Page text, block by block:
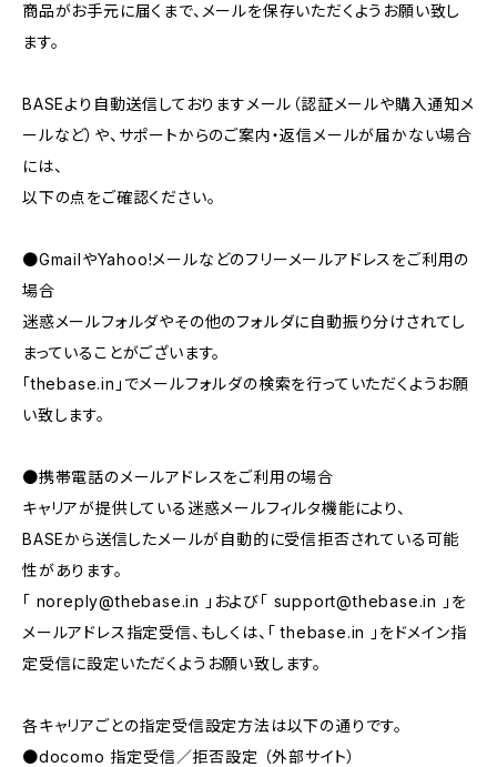
商品がお手元に届くまで、メールを保存いただくようお願い致し
ます。
BASEより自動送信しておりますメール（認証メールや購入通知メ
ールなど）や、サポートからのご案内・返信メールが届かない場合
には、
以下の点をご確認ください。
●GmailやYahoo!メールなどのフリーメールアドレスをご利用の
場合
迷惑メールフォルダやその他のフォルダに自動振り分けされてし
まっていることがございます。
「thebase.in」でメールフォルダの検索を行っていただくようお願
い致します。
●携帯電話のメールアドレスをご利用の場合
キャリアが提供している迷惑メールフィルタ機能により、
BASEから送信したメールが自動的に受信拒否されている可能
性があります。
「 noreply@thebase.in 」および「 support@thebase.in
」を
メールアドレス指定受信、もしくは、「 thebase.in 」をドメイン指
定受信に設定いただくようお願い致します。
各キャリアごとの指定受信設定方法は以下の通りです。
●docomo 指定受信／拒否設定 （外部サイト）